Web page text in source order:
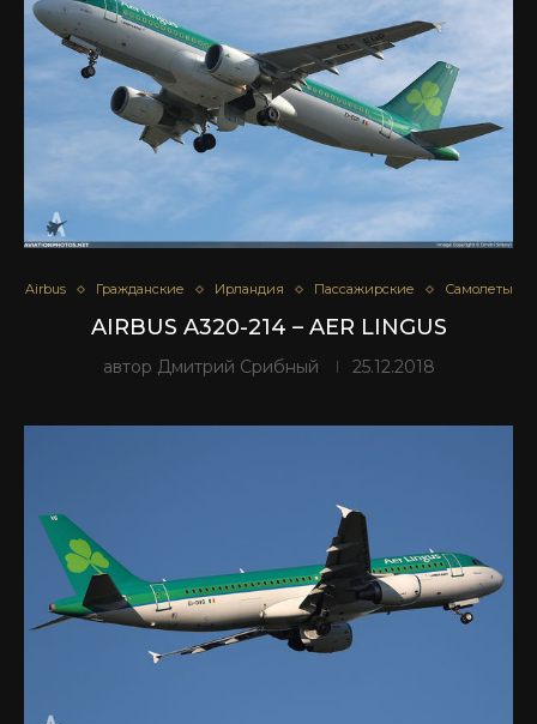
Airbus Гражданские Ирландия Пассажирские Самолеты
AIRBUS A320-214 – AER LINGUS
автор Дмитрий Срибный 25.12.2018